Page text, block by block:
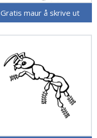
Gratis maur å skrive ut